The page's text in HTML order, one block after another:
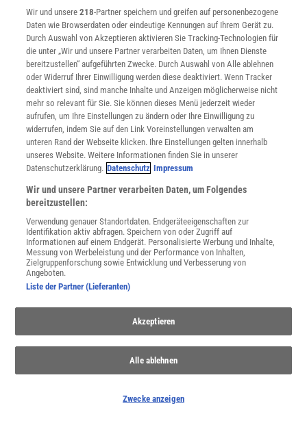
WEITERE NEUERSCHEINUNGEN SPEKTRUM SHOP
Spektrum.de-Newsletter abonnieren
JETZT ANMELDEN!
Sie können unsere Newsletter jederzeit wieder abbestellen. Infos zu unserem Umgang
mit Ihren personenbezogenen Daten finden Sie in unserer
SERVICES
Newsletter
Kontakt
Spektrum Shop
Presse
Wir und unsere218-Partner speichern und greifen auf personenbezogene
Daten wie Browserdaten oder eindeutige Kennungen auf Ihrem Gerät zu.
Durch Auswahl von Akzeptieren aktivieren Sie Tracking-Technologien für
die unter „Wir und unsere Partner verarbeiten Daten, um Ihnen Dienste
bereitzustellen“ aufgeführten Zwecke. Durch Auswahl von Alle ablehnen
oder Widerruf Ihrer Einwilligung werden diese deaktiviert. Wenn Tracker
deaktiviert sind, sind manche Inhalte und Anzeigen möglicherweise nicht
mehr so relevant für Sie. Sie können dieses Menü jederzeit wieder
aufrufen, um Ihre Einstellungen zu ändern oder Ihre Einwilligung zu
widerrufen, indem Sie auf den Link Voreinstellungen verwalten am
unteren Rand der Webseite klicken. Ihre Einstellungen gelten innerhalb
unseres Website. Weitere Informationen finden Sie in unserer
Datenschutzerklärung. Datenschutz Impressum
Wir und unsere Partner verarbeiten Daten, um Folgendes
bereitzustellen:
Verwendung genauer Standortdaten. Endgeräteeigenschaften zur
Identifikation aktiv abfragen. Speichern von oder Zugriff auf
Informationen auf einem Endgerät. Personalisierte Werbung und Inhalte,
Messung von Werbeleistung und der Performance von Inhalten,
Zielgruppenforschung sowie Entwicklung und Verbesserung von
Angeboten.
Liste der Partner (Lieferanten)
Akzeptieren
Alle ablehnen
Zwecke anzeigen